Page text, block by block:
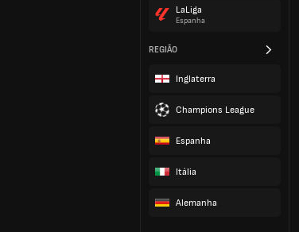
LaLiga
Espanha
REGIÃO
Inglaterra
Champions League
Espanha
Itália
Alemanha